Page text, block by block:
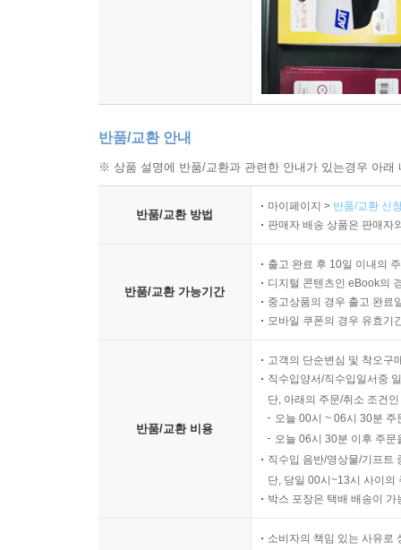
반품/교환 안내
※ 상품 설명에 반품/교환과 관련한 안내가 있는경우 아
반품/교환 방법
마이페이지 > 반품/교환 신
판매자 배송 상품은 판매자
반품/교환 가능기간
출고 완료 후 10일 이내의
디지털 콘텐츠인 eBook의
중고상품의 경우 출고 완료
모바일 쿠폰의 경우 유효기
반품/교환 비용
고객의 단순변심 및 착오구
직수입양서/직수입일서중
단, 아래의 주문/취소 조건
오늘 00시 ~ 06시 30분
오늘 06시 30분 이후 주
직수입 음반/영상물/기프트
단, 당일 00시~13시 사이의
박스 포장은 택배 배송이
소비자의 책임 있는 사유로